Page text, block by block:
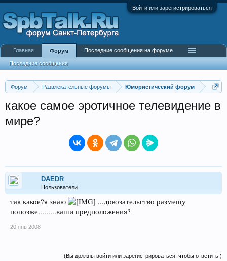
Войти или зарегистрироваться
Форум Развлекательные форумы Юмористический форум
какое самое эротичное телевидение в
мире?
DAEDR
Пользователи
так какое?я знаю
...докозательство размещу
попозже.........ваши предположения?
20 янв 2008
(Вы должны войти или зарегистрироваться, чтобы ответить.)
Главная Форум
Последние сообщения
Последние сообщения на форуме